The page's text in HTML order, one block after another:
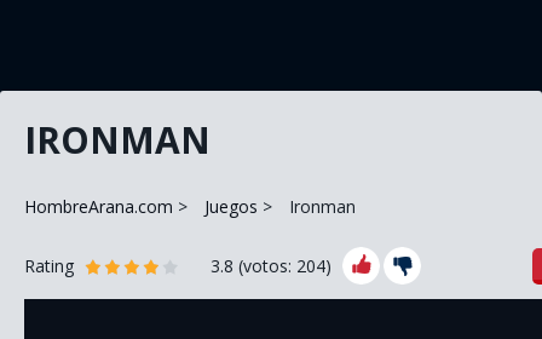
IRONMAN
HombreArana.com Juegos Ironman
Rating 3.8 (votos: 204)